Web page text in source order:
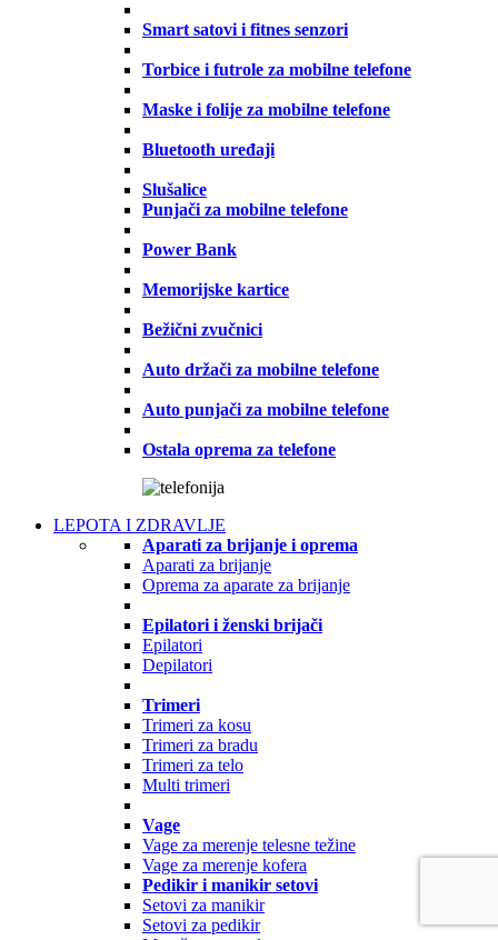
Smart satovi i fitnes senzori
Torbice i futrole za mobilne telefone
Maske i folije za mobilne telefone
Bluetooth uređaji
Slušalice
Punjači za mobilne telefone
Power Bank
Memorijske kartice
Bežični zvučnici
Auto držači za mobilne telefone
Auto punjači za mobilne telefone
Ostala oprema za telefone
LEPOTA I ZDRAVLJE
Aparati za brijanje i oprema
Aparati za brijanje
Oprema za aparate za brijanje
Epilatori i ženski brijači
Epilatori
Depilatori
Trimeri
Trimeri za kosu
Trimeri za bradu
Trimeri za telo
Multi trimeri
Vage
Vage za merenje telesne težine
Vage za merenje kofera
Pedikir i manikir setovi
Setovi za manikir
Setovi za pedikir